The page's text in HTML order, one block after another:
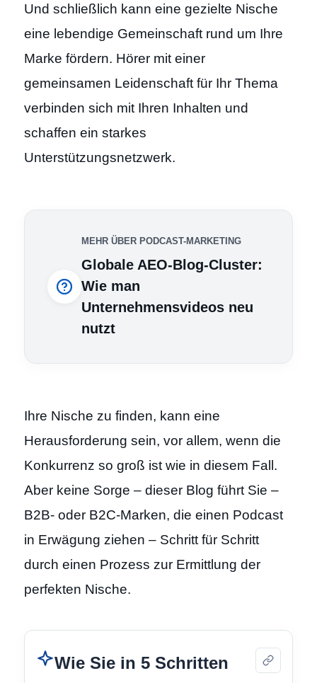
Und schließlich kann eine gezielte Nische
eine lebendige Gemeinschaft rund um Ihre
Marke fördern. Hörer mit einer
gemeinsamen Leidenschaft für Ihr Thema
verbinden sich mit Ihren Inhalten und
schaffen ein starkes
Unterstützungsnetzwerk.
MEHR ÜBER PODCAST-MARKETING
Globale AEO-Blog-Cluster:
Wie man
Unternehmensvideos neu
nutzt
Ihre Nische zu finden, kann eine
Herausforderung sein, vor allem, wenn die
Konkurrenz so groß ist wie in diesem Fall.
Aber keine Sorge – dieser Blog führt Sie –
B2B- oder B2C-Marken, die einen Podcast
in Erwägung ziehen – Schritt für Schritt
durch einen Prozess zur Ermittlung der
perfekten Nische.
Wie Sie in 5 Schritten